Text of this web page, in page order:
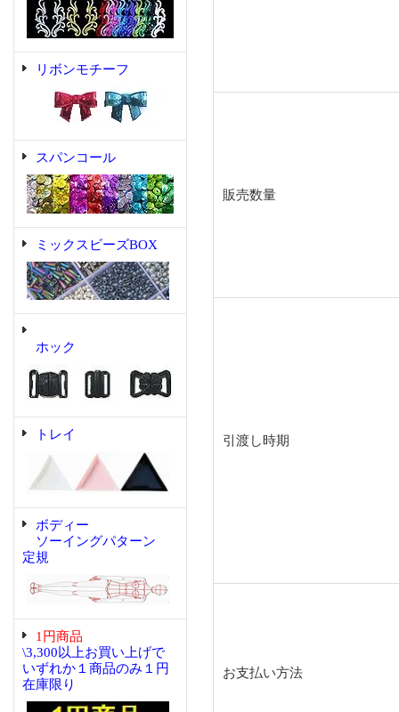
リボンモチーフ
スパンコール
ミックスビーズBOX
ホック
トレイ
ボディー
ソーイングパターン
定規
1円商品
\3,300以上お買い上げで
いずれか１商品のみ１円
在庫限り
販売数量
引渡し時期
お支払い方法